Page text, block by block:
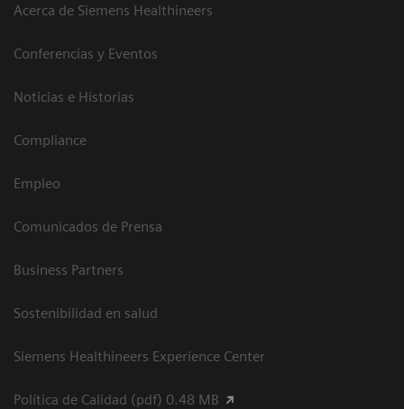
Acerca de Siemens Healthineers
Conferencias y Eventos
Noticias e Historias
Compliance
Empleo
Comunicados de Prensa
Business Partners
Sostenibilidad en salud
Siemens Healthineers Experience Center
Política de Calidad (pdf) 0.48 MB